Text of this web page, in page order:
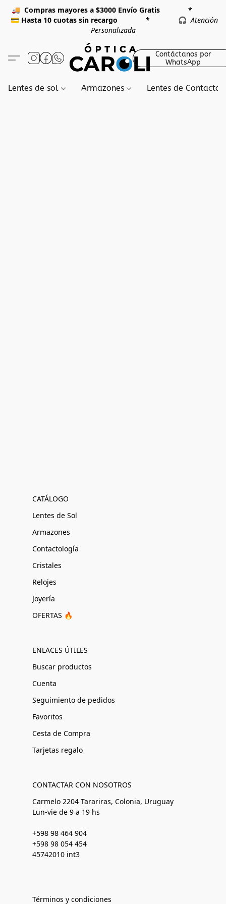
🚚 Compras mayores a $3000 Envío Gratis *
💳 Hasta 10 cuotas sin recargo * 🎧Atención
Personalizada
Contáctanos por
WhatsApp
Lentes de sol Armazones Lentes de Contacto
CATÁLOGO
Lentes de Sol
Armazones
Contactología
Cristales
Relojes
Joyería
OFERTAS 🔥
ENLACES ÚTILES
Buscar productos
Cuenta
Seguimiento de pedidos
Favoritos
Cesta de Compra
Tarjetas regalo
CONTACTAR CON NOSOTROS
Carmelo 2204 Tarariras, Colonia, Uruguay
Lun-vie de 9 a 19 hs
+598 98 464 904
+598 98 054 454
45742010 int3
Términos y condiciones